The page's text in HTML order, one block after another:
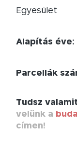
Egyesület
Alapítás éve:
Parcellák
Tudsz
velünk a
címen!